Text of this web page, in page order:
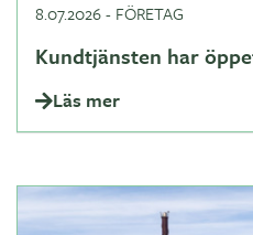
8.07.2026- FÖRETAG
Kundtjänsten har
Läs mer